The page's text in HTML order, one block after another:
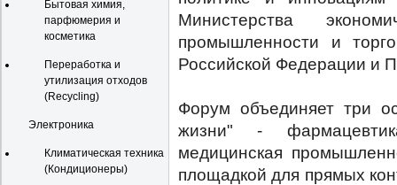
Бытовая химия,
парфюмерия и
косметика
Переработка и
утилизация отходов
(Recycling)
Электроника
Климатическая техника
(Кондиционеры)
Министерства
промышленности и
Российской Федерации и
Форум объединяет три
жизни" -
медицинская
площадкой для прямых